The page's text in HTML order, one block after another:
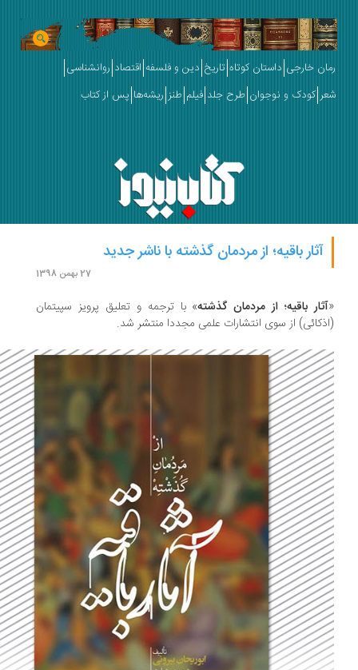
خارجی داستان کوتاه تاریخ دین و فلسفه اقتصاد روانشناسی
کودک و نوجوان طرح جلد فیلم طنز ریشه‌ها پس از کتاب
آثار باقیه؛ از مردمان گذشته با ناشر جدید
آثار باقیه؛ از مردمان گذشته » با ترجمه و تعلیق پرویز سپیتمان
از سوی انتشارات علمی مجددا منتشر شد.